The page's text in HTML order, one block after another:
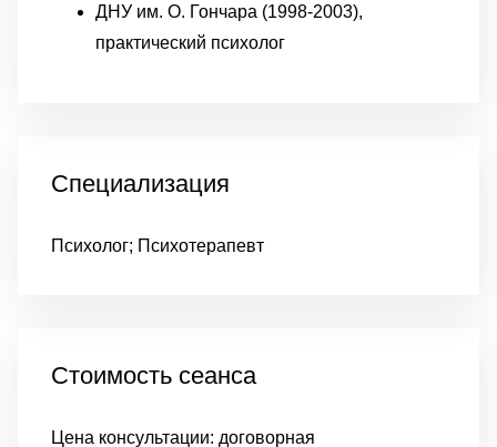
ДНУ им. О. Гончара (1998-2003),
практический психолог
Специализация
Психолог; Психотерапевт
Стоимость сеанса
Цена консультации: договорная